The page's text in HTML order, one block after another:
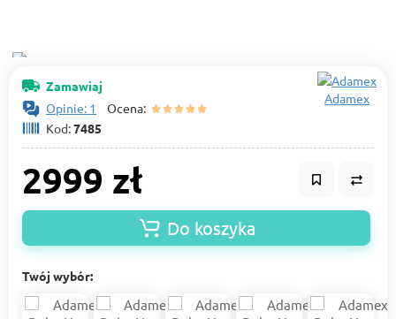
Zamawiaj
Opinie: 1
Ocena:
Kod:7485
Adamex
2999 zł
Do koszyka
Twój wybór: